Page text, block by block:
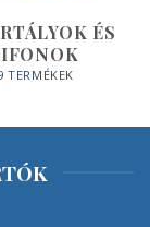
ÉS
TERMÉKEK